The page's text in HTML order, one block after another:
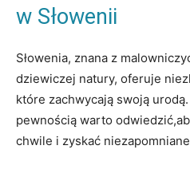
w Słowenii
Słowenia, znana z
dziewiczej natury,​ oferuje
które‌ zachwycają swoją
pewnością‍ warto
chwile i zyskać